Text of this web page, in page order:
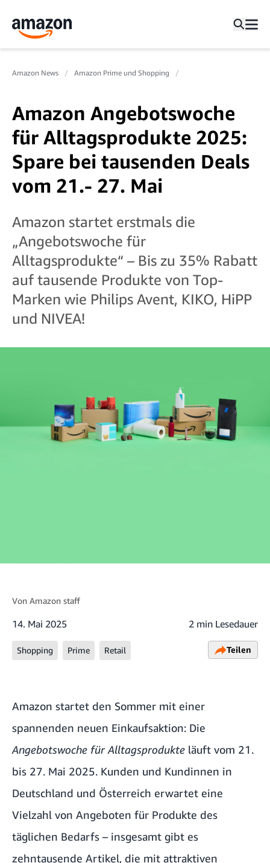
Amazon News Amazon Prime und Shopping
Amazon Angebotswoche
für Alltagsprodukte 2025:
Spare bei tausenden Deals
vom 21.- 27. Mai
Amazon startet erstmals die
„Angebotswoche für
Alltagsprodukte“ – Bis zu 35% Rabatt
auf tausende Produkte von Top-
Marken wie Philips Avent, KIKO, HiPP
und NIVEA!
Von Amazon staff
14. Mai 2025 2 min Lesedauer
Shopping Prime Retail Teilen
Amazon startet den Sommer mit einer
spannenden neuen Einkaufsaktion: Die
Angebotswoche für Alltagsprodukte läuft vom 21.
bis 27. Mai 2025. Kunden und Kundinnen in
Deutschland und Österreich erwartet eine
Vielzahl von Angeboten für Produkte des
täglichen Bedarfs – insgesamt gibt es
zehntausende Artikel, die mit attraktiven